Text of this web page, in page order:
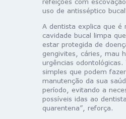
refeições com
uso de antisséptico
A dentista explica que é
cavidade bucal limpa
estar protegida de
gengivites, cáries, mau
urgências odontológicas.
simples que podem
manutenção da sua
período, evitando a
possíveis idas ao
quarentena”, reforça.